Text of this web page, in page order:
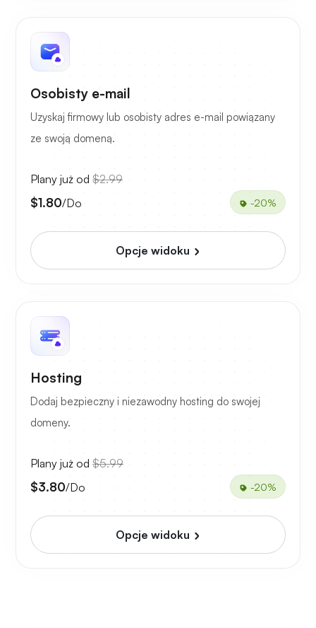
Osobisty e-mail
Uzyskaj firmowy lub osobisty adres e-mail powiązany
ze swoją domeną.
Plany już od $2.99
$1.80/Do -20%
Opcje widoku
Hosting
Dodaj bezpieczny i niezawodny hosting do swojej
domeny.
Plany już od $5.99
$3.80/Do -20%
Opcje widoku